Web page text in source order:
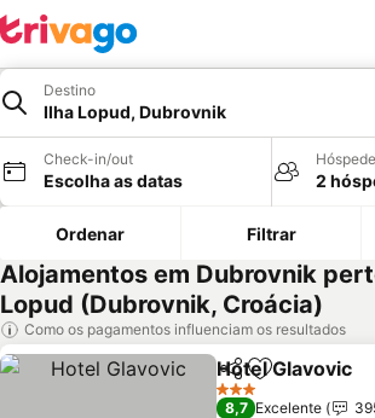
Destino
Ilha Lopud, Dubrovnik
Check-in/out
Escolha as datas 2
Ordenar Filtrar
Alojamentos em Dubrovnik
Lopud (Dubrovnik, Croácia)
Como os pagamentos influenciam os resultados
PartilharAdicionar
Hotel Glavovic
3 Estrelas
8,7 Excelente